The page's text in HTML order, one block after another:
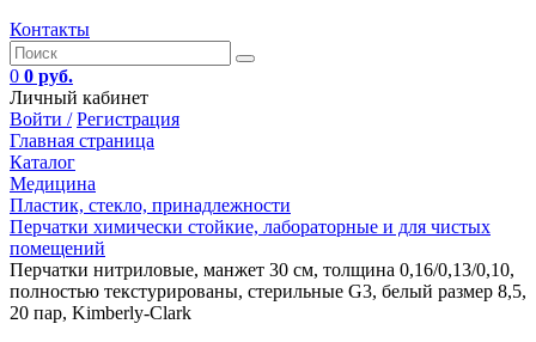
Контакты
0 0 руб.
Личный кабинет
Войти / Регистрация
Главная страница
Каталог
Медицина
Пластик, стекло, принадлежности
Перчатки химически стойкие, лабораторные и для чистых
помещений
Перчатки нитриловые, манжет 30 см, толщина 0,16/0,13/0,10,
полностью текстурированы, стерильные G3, белый размер 8,5,
20 пар, Kimberly-Clark